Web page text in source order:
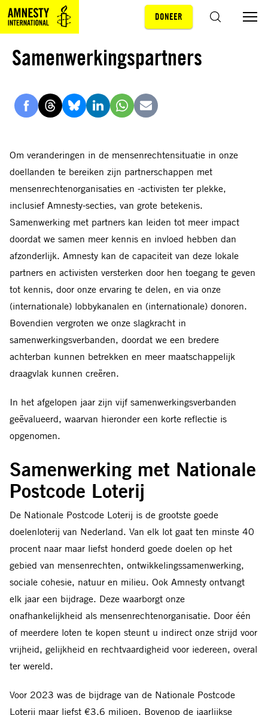
Sla navigatie over
DONEER
Delen
Facebook
Delen
Threads
Delen
Bluesky
Delen
LinkedIn
DelenDelen
Samenwerkingspartners
Om veranderingen in de mensenrechtensituatie in onze
doellanden te bereiken zijn partnerschappen met
mensenrechtenorganisaties en -activisten ter plekke,
inclusief Amnesty-secties, van grote betekenis.
Samenwerking met partners kan leiden tot meer impact
doordat we samen meer kennis en invloed hebben dan
afzonderlijk. Amnesty kan de capaciteit van deze lokale
partners en activisten versterken door hen toegang te geven
tot kennis, door onze ervaring te delen, en via onze
(internationale) lobbykanalen en (internationale) donoren.
Bovendien vergroten we onze slagkracht in
samenwerkingsverbanden, doordat we een bredere
achterban kunnen betrekken en meer maatschappelijk
draagvlak kunnen creëren.
In het afgelopen jaar zijn vijf samenwerkingsverbanden
geëvalueerd, waarvan hieronder een korte reflectie is
opgenomen.
Samenwerking met Nationale
Postcode Loterij
De Nationale Postcode Loterij is de grootste goede
doelenloterij van Nederland. Van elk lot gaat ten minste 40
procent naar maar liefst honderd goede doelen op het
gebied van mensenrechten, ontwikkelingssamenwerking,
sociale cohesie, natuur en milieu. Ook Amnesty ontvangt
elk jaar een bijdrage. Deze waarborgt onze
onafhankelijkheid als mensenrechtenorganisatie. Door één
of meerdere loten te kopen steunt u indirect onze strijd voor
vrijheid, gelijkheid en rechtvaardigheid voor iedereen, overal
ter wereld.
Voor 2023 was de bijdrage van de Nationale Postcode
Loterij maar liefst €3,6 miljoen. Bovenop de jaarlijkse